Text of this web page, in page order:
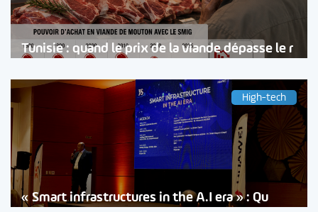
Tunisie : quand le prix de la viande dépasse le r
High-tech
« Smart infrastructures in the A.I era » : Qu